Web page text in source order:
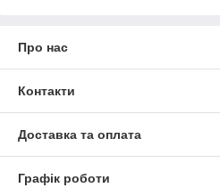
Про нас
Контакти
Доставка та оплата
Графік роботи